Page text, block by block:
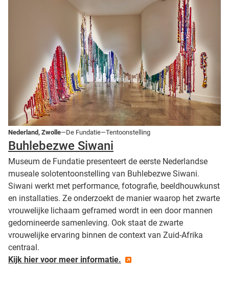
Nederland, Zwolle—De Fundatie—Tentoonstelling
Buhlebezwe Siwani
Museum de Fundatie presenteert de eerste Nederlandse
museale solotentoonstelling van Buhlebezwe Siwani.
Siwani werkt met performance, fotografie, beeldhouwkunst
en installaties. Ze onderzoekt de manier waarop het zwarte
vrouwelijke lichaam geframed wordt in een door mannen
gedomineerde samenleving. Ook staat de zwarte
vrouwelijke ervaring binnen de context van Zuid-Afrika
centraal.
Kijk hier voor meer informatie.